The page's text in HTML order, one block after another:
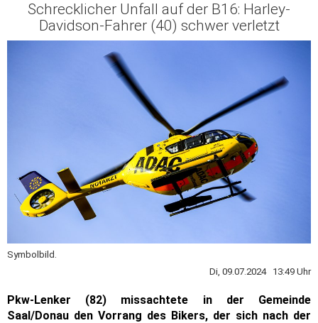
Schrecklicher Unfall auf der B16: Harley-
Davidson-Fahrer (40) schwer verletzt
Symbolbild.
Di, 09.07.2024 13:49 Uhr
Pkw-Lenker (82) missachtete in der Gemeinde
Saal/Donau den Vorrang des Bikers, der sich nach der